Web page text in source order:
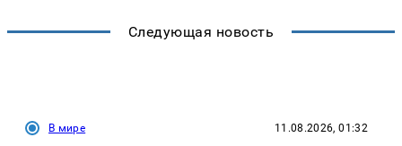
Следующая новость
В мире 11.08.2026, 01:32